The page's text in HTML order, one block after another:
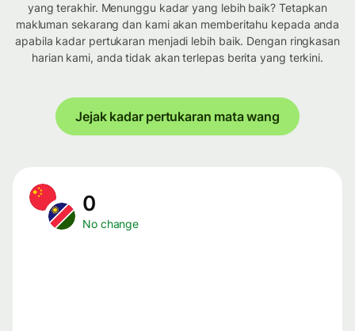
yang terakhir. Menunggu kadar yang lebih baik? Tetapkan
makluman sekarang dan kami akan memberitahu kepada anda
apabila kadar pertukaran menjadi lebih baik. Dengan ringkasan
harian kami, anda tidak akan terlepas berita yang terkini.
Jejak kadar pertukaran mata wang
0
No change